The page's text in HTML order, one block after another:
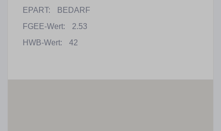
EPART:
BEDARF
FGEE-Wert:
2.53
HWB-Wert:
42